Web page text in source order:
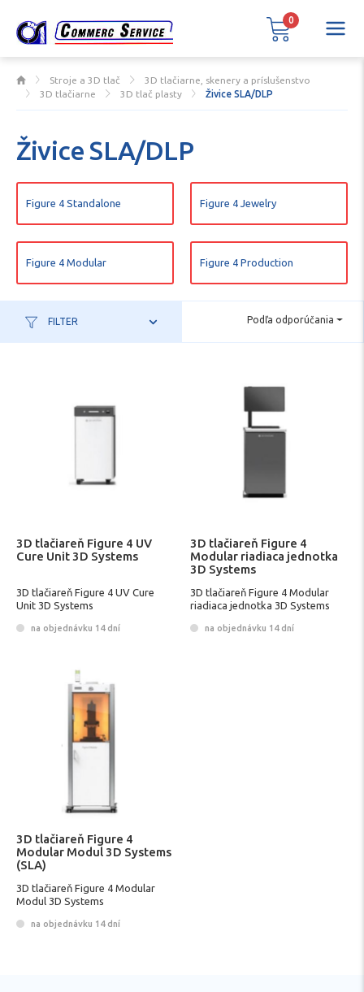
Stroje a 3D tlač
3D tlačiarne, skenery a príslušenstvo
3D tlačiarne
3D tlač plasty Živice SLA/DLP
Živice SLA/DLP
Figure 4 Standalone Figure 4 Jewelry
Figure 4 Modular Figure 4 Production
FILTER Podľa odporúčania
3D tlačiareň Figure 4 UV
Cure Unit 3D Systems
3D tlačiareň Figure 4 UV Cure
Unit 3D Systems
na objednávku 14 dní
3D tlačiareň Figure 4
Modular riadiaca jednotka
3D Systems
3D tlačiareň Figure 4 Modular
riadiaca jednotka 3D Systems
na objednávku 14 dní
3D tlačiareň Figure 4
Modular Modul 3D Systems
(SLA)
3D tlačiareň Figure 4 Modular
Modul 3D Systems
na objednávku 14 dní
0